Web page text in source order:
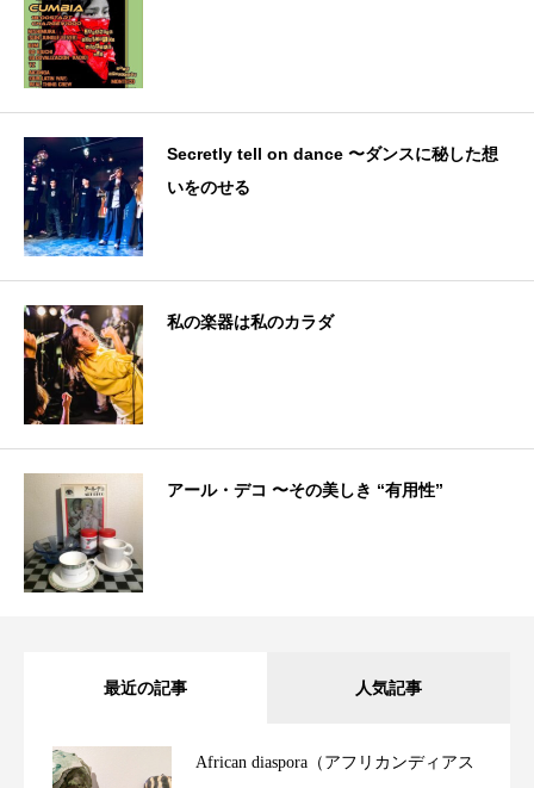
Secretly tell on dance 〜ダンスに秘した想
いをのせる
私の楽器は私のカラダ
アール・デコ 〜その美しき “有用性”
最近の記事 人気記事
African diaspora（アフリカンディアス